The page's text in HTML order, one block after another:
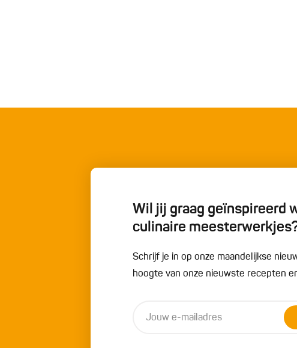
Wil jij graag geïnspireerd
culinaire
Schrijf je in op onze maandelijkse
hoogte van onze nieuwste recepten